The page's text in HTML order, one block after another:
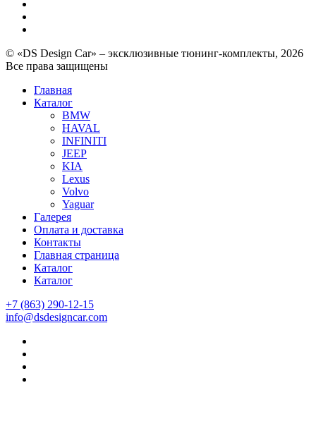
© «DS Design Car» – эксклюзивные тюнинг-комплекты, 2026
Все права защищены
Главная
Каталог
BMW
HAVAL
INFINITI
JEEP
KIA
Lexus
Volvo
Yaguar
Галерея
Оплата и доставка
Контакты
Главная страница
Каталог
Каталог
+7 (863) 290-12-15
info@dsdesigncar.com